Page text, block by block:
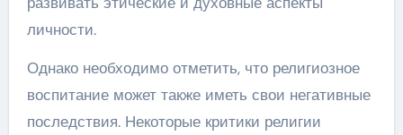
личности.
Однако необходимо отметить, что религиозное
воспитание может также иметь свои негативные
последствия. Некоторые критики религии